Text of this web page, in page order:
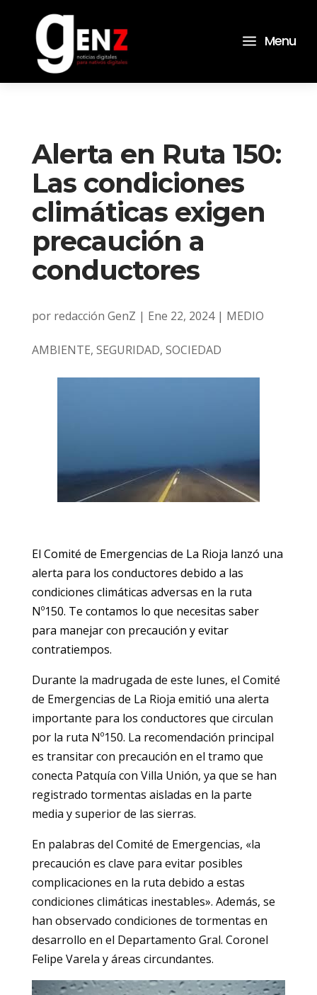
a Menu
Alerta en Ruta 150:
Las condiciones
climáticas exigen
precaución a
conductores
por redacción GenZ | Ene 22, 2024| MEDIO
AMBIENTE, SEGURIDAD, SOCIEDAD
El Comité de Emergencias de La Rioja lanzó una
alerta para los conductores debido a las
condiciones climáticas adversas en la ruta
Nº150. Te contamos lo que necesitas saber
para manejar con precaución y evitar
contratiempos.
Durante la madrugada de este lunes, el Comité
de Emergencias de La Rioja emitió una alerta
importante para los conductores que circulan
por la ruta Nº150. La recomendación principal
es transitar con precaución en el tramo que
conecta Patquía con Villa Unión, ya que se han
registrado tormentas aisladas en la parte
media y superior de las sierras.
En palabras del Comité de Emergencias, «la
precaución es clave para evitar posibles
complicaciones en la ruta debido a estas
condiciones climáticas inestables». Además, se
han observado condiciones de tormentas en
desarrollo en el Departamento Gral. Coronel
Felipe Varela y áreas circundantes.